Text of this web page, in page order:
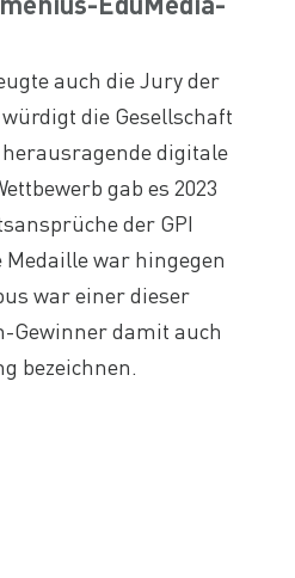
auch die Jury der
die Gesellschaft
digitale
gab es 2023
der GPI
war hingegen
war einer dieser
Gewinner damit auch
bezeichnen.